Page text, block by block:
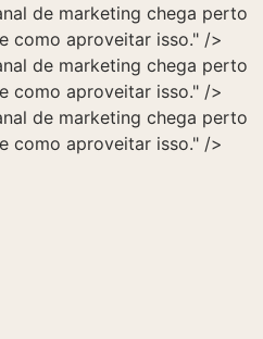
de marketing chega perto
como aproveitar isso." />
de marketing chega perto
como aproveitar isso." />
de marketing chega perto
como aproveitar isso." />